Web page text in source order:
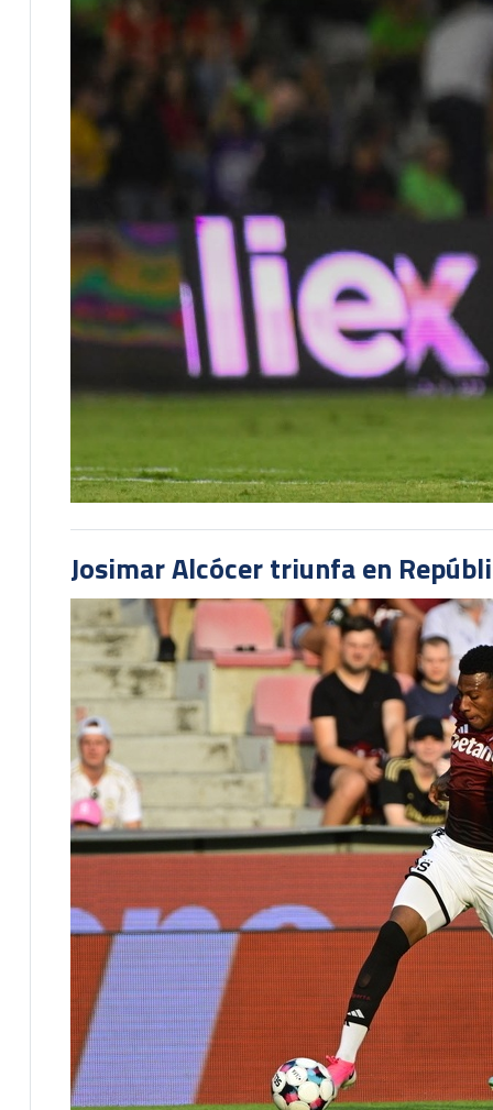
Josimar Alcócer triunfa en